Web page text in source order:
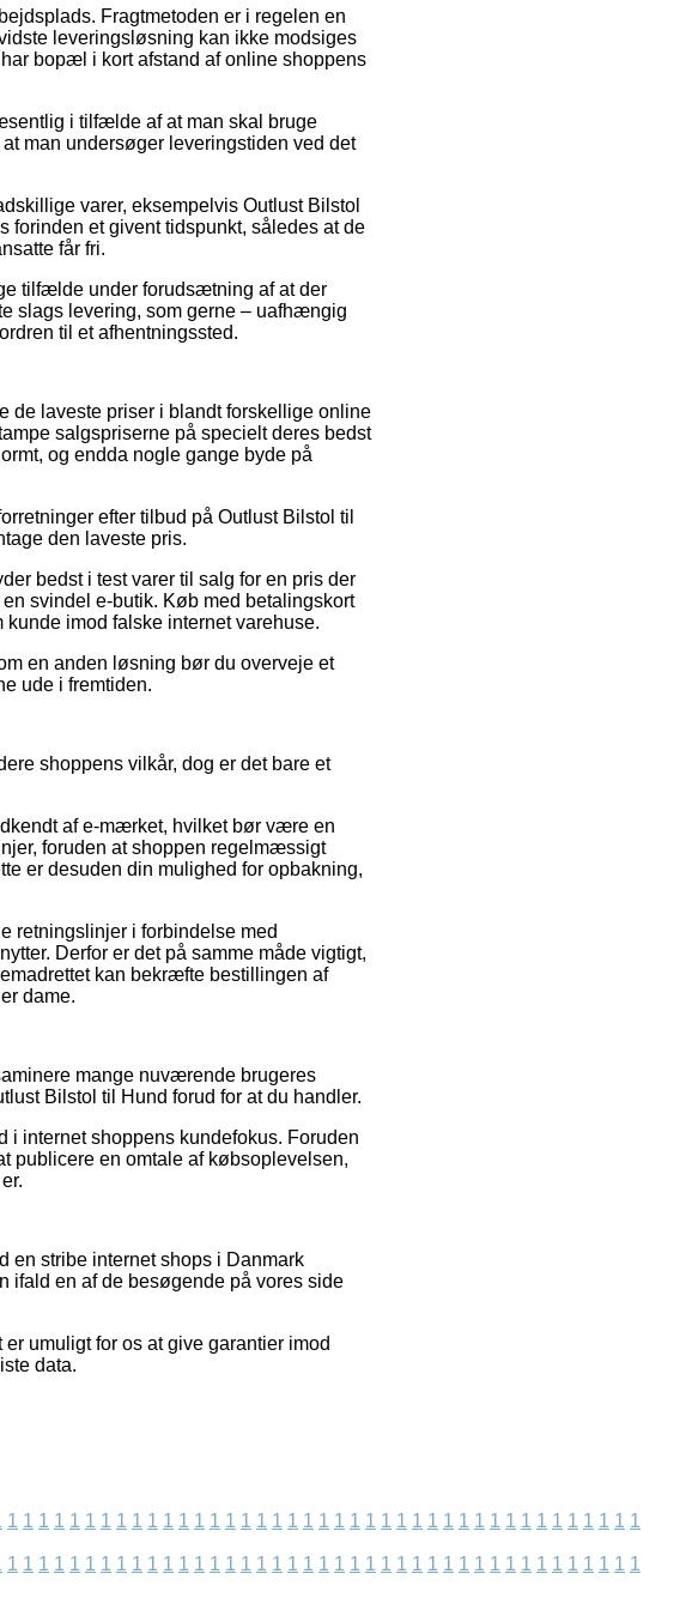
Fragtmetoden er i regelen en
leveringsløsning kan ikke modsiges
bopæl i kort afstand af online shoppens
i tilfælde af at man skal bruge
man undersøger leveringstiden ved det
varer, eksempelvis Outlust Bilstol
forinden et givent tidspunkt, således at de
får fri.
tilfælde under forudsætning af at der
slags levering, som gerne – uafhængig
til et afhentningssted.
de laveste priser i blandt forskellige online
salgspriserne på specielt deres bedst
og endda nogle gange byde på
efter tilbud på Outlust Bilstol til
den laveste pris.
bedst i test varer til salg for en pris der
svindel e-butik. Køb med betalingskort
imod falske internet varehuse.
en anden løsning bør du overveje et
ude i fremtiden.
shoppens vilkår, dog er det bare et
af e-mærket, hvilket bør være en
foruden at shoppen regelmæssigt
er desuden din mulighed for opbakning,
retningslinjer i forbindelse med
Derfor er det på samme måde vigtigt,
kan bekræfte bestillingen af
dame.
mange nuværende brugeres
Bilstol til Hund forud for at du handler.
i internet shoppens kundefokus. Foruden
publicere en omtale af købsoplevelsen,
en stribe internet shops i Danmark
ifald en af de besøgende på vores side
umuligt for os at give garantier imod
data.
1 1 1 1 1 1 1 1 1 1 1 1 1 1 1 1 1 1 1 1 1 1 1 1 1 1 1 1 1 1 1 1 1 1 1 1 1 1 1 1 1
1 1 1 1 1 1 1 1 1 1 1 1 1 1 1 1 1 1 1 1 1 1 1 1 1 1 1 1 1 1 1 1 1 1 1 1 1 1 1 1 1